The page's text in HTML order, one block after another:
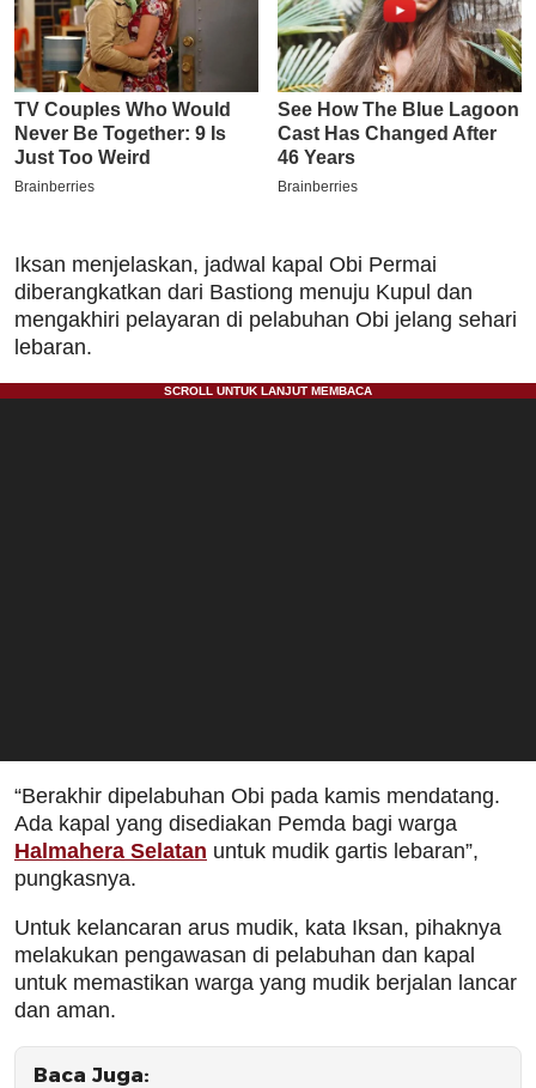
Iksan menjelaskan, jadwal kapal Obi Permai
diberangkatkan dari Bastiong menuju Kupul dan
mengakhiri pelayaran di pelabuhan Obi jelang sehari
lebaran.
“Berakhir dipelabuhan Obi pada kamis mendatang.
Ada kapal yang disediakan Pemda bagi warga
Halmahera Selatan untuk mudik gartis lebaran”,
pungkasnya.
Untuk kelancaran arus mudik, kata Iksan, pihaknya
melakukan pengawasan di pelabuhan dan kapal
untuk memastikan warga yang mudik berjalan lancar
dan aman.
Baca Juga: